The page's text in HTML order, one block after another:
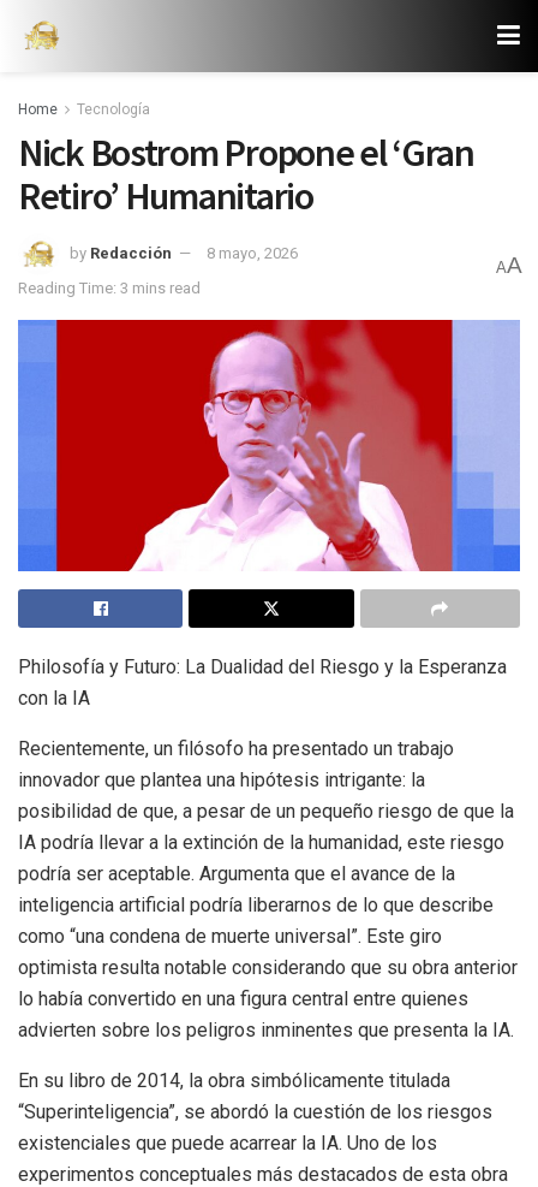
Home Tecnología
Nick Bostrom Propone el ‘Gran
Retiro’ Humanitario
by Redacción
8 mayo, 2026
Reading Time: 3 mins read
AA
Philosofía y Futuro: La Dualidad del Riesgo y la Esperanza
con la IA
Recientemente, un filósofo ha presentado un trabajo
innovador que plantea una hipótesis intrigante: la
posibilidad de que, a pesar de un pequeño riesgo de que la
IA podría llevar a la extinción de la humanidad, este riesgo
podría ser aceptable. Argumenta que el avance de la
inteligencia artificial podría liberarnos de lo que describe
como “una condena de muerte universal”. Este giro
optimista resulta notable considerando que su obra anterior
lo había convertido en una figura central entre quienes
advierten sobre los peligros inminentes que presenta la IA.
En su libro de 2014, la obra simbólicamente titulada
“Superinteligencia”, se abordó la cuestión de los riesgos
existenciales que puede acarrear la IA. Uno de los
experimentos conceptuales más destacados de esta obra